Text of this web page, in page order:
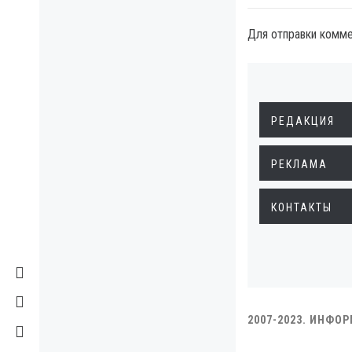
Для отправки
РЕДАКЦИЯ
РЕКЛАМА
КОНТАКТЫ
2007-2023.